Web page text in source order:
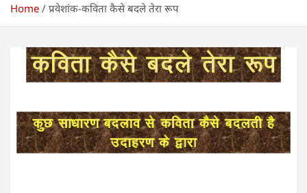
Home प्रवेशांक-कविता कैसे बदले तेरा रूप